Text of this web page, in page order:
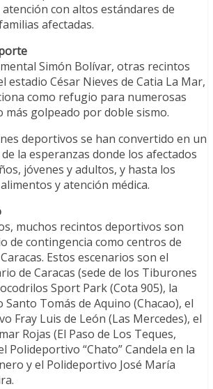
con altos estándares de
afectadas.
Simón Bolívar, otras recintos
estadio César Nieves de Catia La Mar,
como refugio para numerosas
más golpeado por doble sismo.
deportivos se han convertido en un
la esperanzas donde los afectados
jóvenes y adultos, y hasta los
y atención médica.
muchos recintos deportivos son
de contingencia como centros de
Estos escenarios son el
de Caracas (sede de los Tiburones
Sport Park (Cota 905), la
Santo Tomás de Aquino (Chacao), el
Fray Luis de León (Las Mercedes), el
Rojas (El Paso de Los Teques,
Polideportivo “Chato” Candela en la
y el Polideportivo José María